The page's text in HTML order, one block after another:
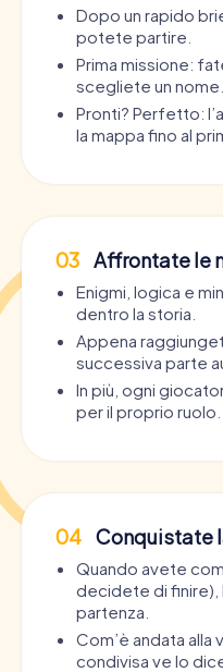
Dopo un rapido
potete partire.
Prima missione:
scegliete un nome.
Pronti? Perfetto:
la mappa fino al
03 Affrontate le
Enigmi, logica e
dentro la storia.
Appena
successiva parte
In più, ogni
per il proprio ruolo.
04 Conquistate
Quando avete
decidete di finire),
partenza.
Com’è andata alla
condivisa ve lo